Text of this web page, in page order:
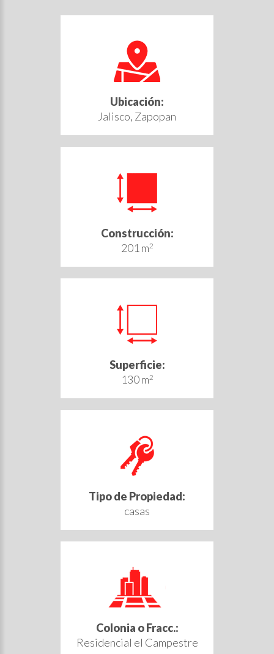
Ubicación:
Jalisco, Zapopan
Construcción:
201 m2
Superficie:
130 m2
Tipo de Propiedad:
casas
Colonia o Fracc.:
Residencial el Campestre